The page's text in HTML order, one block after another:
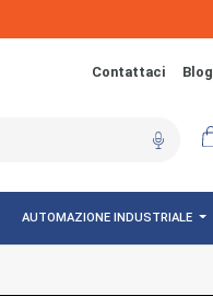
Contattaci Blog
AUTOMAZIONE INDUSTRIALE